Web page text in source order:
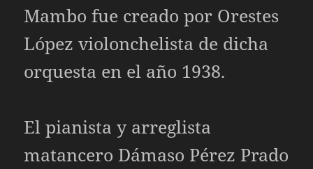
Mambo fue creado por Orestes
López violonchelista de dicha
orquesta en el año 1938.
El pianista y arreglista
matancero Dámaso Pérez Prado